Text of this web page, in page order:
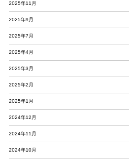
2025年11月
2025年9月
2025年7月
2025年4月
2025年3月
2025年2月
2025年1月
2024年12月
2024年11月
2024年10月